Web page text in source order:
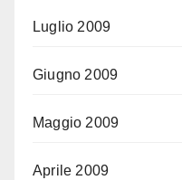
Luglio 2009
Giugno 2009
Maggio 2009
Aprile 2009